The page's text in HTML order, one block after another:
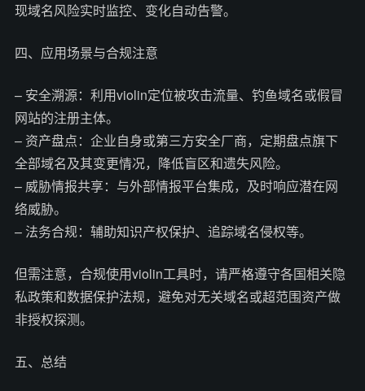
现域名风险实时监控、变化自动告警。
四、应用场景与合规注意
– 安全溯源：利用violin定位被攻击流量、钓鱼域名或假冒
网站的注册主体。
– 资产盘点：企业自身或第三方安全厂商，定期盘点旗下
全部域名及其变更情况，降低盲区和遗失风险。
– 威胁情报共享：与外部情报平台集成，及时响应潜在网
络威胁。
– 法务合规：辅助知识产权保护、追踪域名侵权等。
但需注意，合规使用violin工具时，请严格遵守各国相关隐
私政策和数据保护法规，避免对无关域名或超范围资产做
非授权探测。
五、总结